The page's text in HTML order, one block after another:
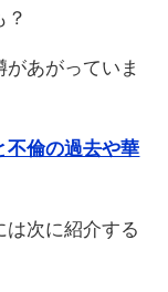
？
あがっていま
倫の過去や華
は次に紹介する